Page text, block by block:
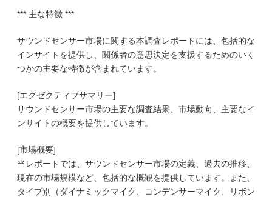
*** 主な特徴 ***
サウンドセンサー市場に関する本調査レポートには、包括的な
インサイトを提供し、関係者の意思決定を支援するためのいく
つかの主要な特徴が含まれています。
[エグゼクティブサマリー]
サウンドセンサー市場の主要な調査結果、市場動向、主要なイ
ンサイトの概要を提供しています。
[市場概要]
当レポートでは、サウンドセンサー市場の定義、過去の推移、
現在の市場規模など、包括的な概観を提供しています。また、
タイプ別（ダイナミックマイク、コンデンサーマイク、リボン